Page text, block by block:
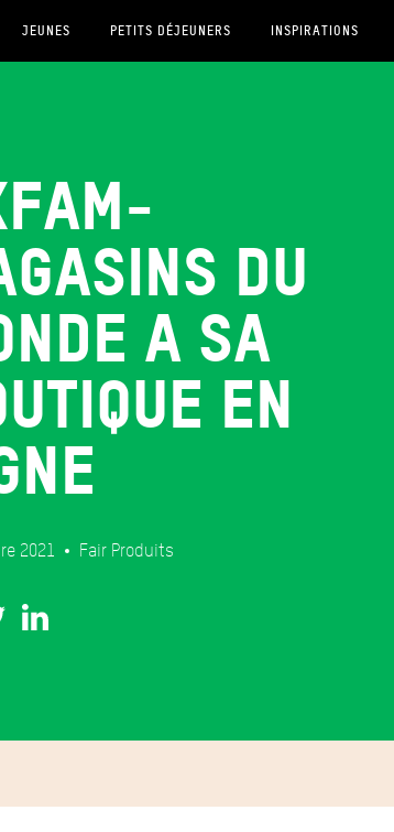
JEUNES PETITS DÉJEUNERS INSPIRATIONS
du
a sa
en
2021 Fair Produits